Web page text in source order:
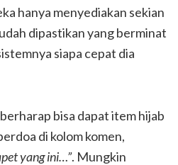
hanya menyediakan sekian
dipastikan yang berminat
siapa cepat dia
bisa dapat item hijab
di kolom komen,
yang ini…”. Mungkin